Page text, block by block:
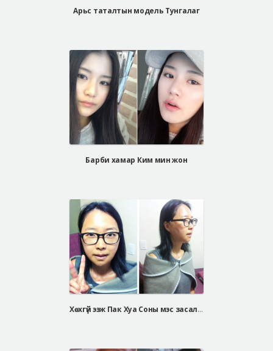
Арьс таталтын модель Тунгалаг
Барби хамар Ким мин жон
Хөхгүй ээж Пак Хуа Соны мэс засал хийх болсон шалтгаан